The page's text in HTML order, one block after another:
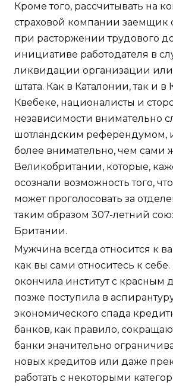
Кроме того, рассчитывать на
страховой компании заемщик
при расторжении трудового
инициативе работодателя в
ликвидации организации
штата. Как в Каталонии, так и в
Квебеке, националисты и
независимости внимательно
шотландским референдумом,
более внимательно, чем сами
Великобритании, которые,
осознали возможность того,
может проголосовать за
таким образом 307-летний
Британии.
Мужчина всегда относится к
как вы сами относитесь к себе.
окончила институт с красным
позже поступила в
экономического спада
банков, как правило,
банки значительно
новых кредитов или даже
работать с некоторыми